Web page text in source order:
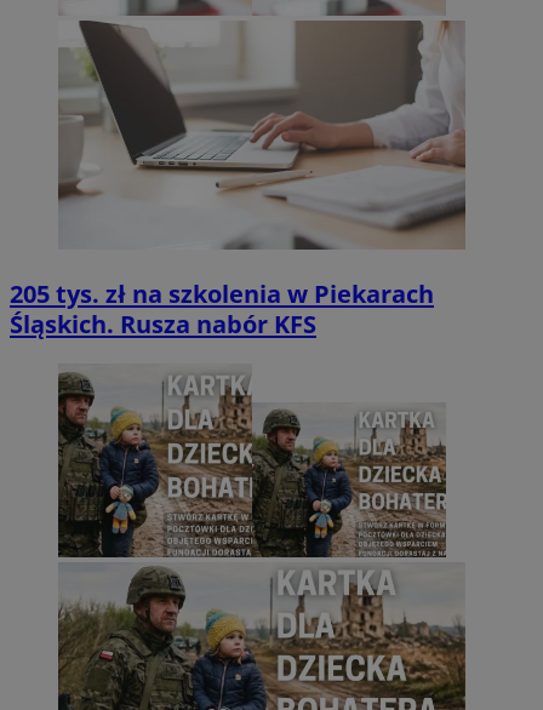
205 tys. zł na szkolenia w Piekarach
Śląskich. Rusza nabór KFS